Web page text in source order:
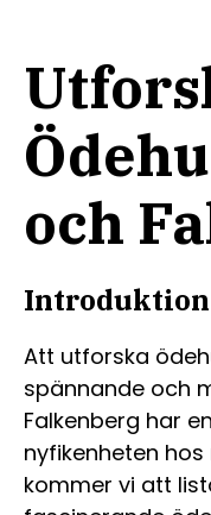
och
Introduktion
Att utforska
spännande och
Falkenberg har
nyfikenheten
kommer vi att